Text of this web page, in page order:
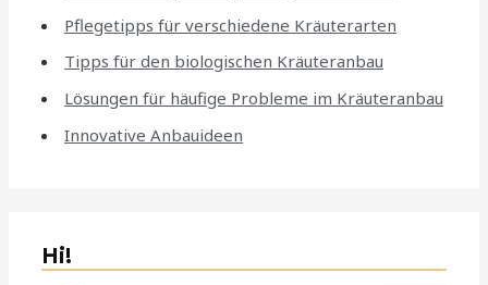
Pflegetipps für verschiedene Kräuterarten
Tipps für den biologischen Kräuteranbau
Lösungen für häufige Probleme im Kräuteranbau
Innovative Anbauideen
Hi!